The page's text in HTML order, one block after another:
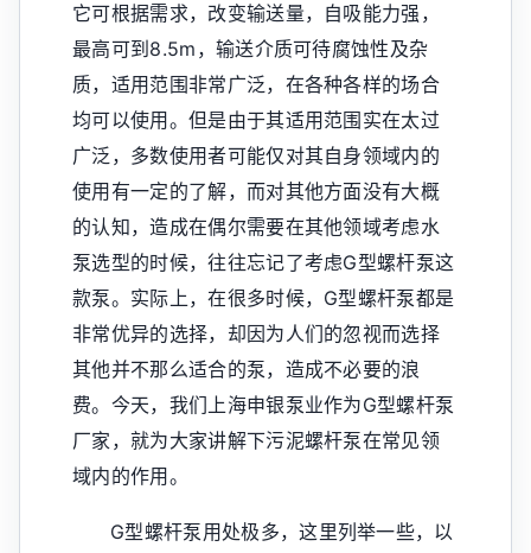
它可根据需求，改变输送量，自吸能力强，
最高可到8.5m，输送介质可待腐蚀性及杂
质，适用范围非常广泛，在各种各样的场合
均可以使用。但是由于其适用范围实在太过
广泛，多数使用者可能仅对其自身领域内的
使用有一定的了解，而对其他方面没有大概
的认知，造成在偶尔需要在其他领域考虑水
泵选型的时候，往往忘记了考虑G型螺杆泵这
款泵。实际上，在很多时候，G型螺杆泵都是
非常优异的选择，却因为人们的忽视而选择
其他并不那么适合的泵，造成不必要的浪
费。今天，我们上海申银泵业作为G型螺杆泵
厂家，就为大家讲解下污泥螺杆泵在常见领
域内的作用。
G型螺杆泵用处极多，这里列举一些，以